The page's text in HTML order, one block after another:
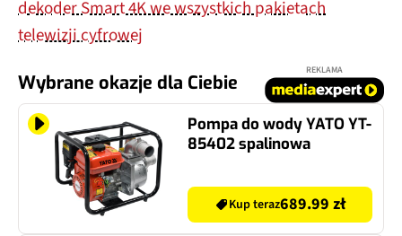
telewizji cyfrowej
Wybrane okazje dla Ciebie
Pompa do wody YATO YT-
85402 spalinowa
Kup teraz 689.99 zł